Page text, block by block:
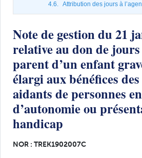
4.6. Attribution des jours à
Note de gestion du 21
relative au don de
parent d’un enfant
élargi aux bénéfices
aidants de personnes
d’autonomie ou
handicap
NOR : TREK1902007C